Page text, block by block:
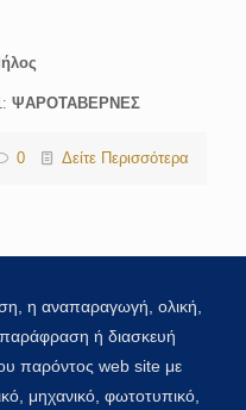
ΨΑΡΟΤΑΒΕΡΝΕΣ
0 Δείτε Περισσότερα
η αναπαραγωγή, ολική,
παράφραση ή διασκευή
παρόντος web site με
μηχανικό, φωτοτυπικό,